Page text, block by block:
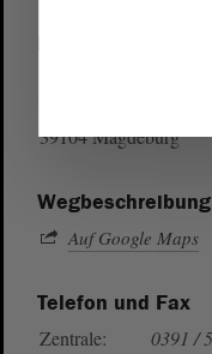
39104 Magdeburg
Wegbeschreibung
Auf Google Maps
Telefon und Fax
Zentrale:
0391 /